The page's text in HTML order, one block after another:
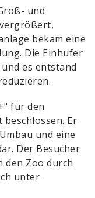
und
bekam eine
Die Einhufer
es entstand
für den
Er
und eine
Der Besucher
den Zoo durch
unter